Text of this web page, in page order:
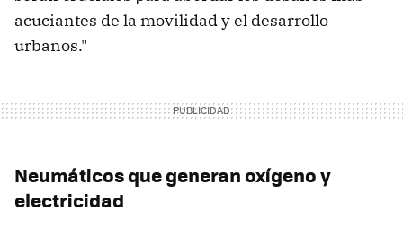
acuciantes de la movilidad y el desarrollo
urbanos."
Neumáticos que generan oxígeno y
electricidad